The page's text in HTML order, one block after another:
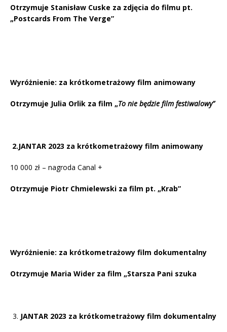
Otrzymuje Stanisław Cuske za zdjęcia do filmu pt.
„Postcards From The Verge”
Wyróżnienie: za krótkometrażowy film animowany
Otrzymuje Julia Orlik za film „To nie będzie film festiwalowy”
2.JANTAR 2023 za krótkometrażowy film animowany
10 000 zł – nagroda Canal +
Otrzymuje Piotr Chmielewski za film pt. „Krab”
Wyróżnienie: za krótkometrażowy film dokumentalny
Otrzymuje Maria Wider za film „Starsza Pani szuka
JANTAR 2023 za krótkometrażowy film dokumentalny